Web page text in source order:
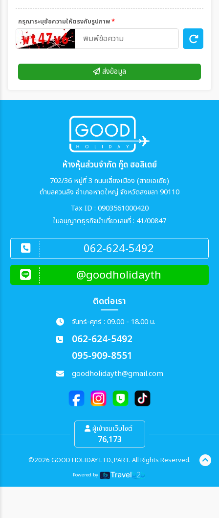
กรุณาระบุข้อความให้ตรงกับรูปภาพ*
ส่งข้อมูล
ห้างหุ้นส่วนจำกัด กู๊ด ฮอลิเดย์
702/36 หมู่ที่ 3 ถนนเลี่ยงเมือง (สายเอเซีย)
ตำบลควนลัง อำเภอหาดใหญ่ จังหวัดสงขลา 90110
Tax ID : 0903561000420
ใบอนุญาตธุรกิจนำเที่ยวเลขที่ : 41/00847
062-624-5492
@goodholidayth
ติดต่อเรา
จันทร์-ศุกร์ : 09.00 - 18.00 น.
062-624-5492
095-909-8551
goodholidayth@gmail.com
ผู้เข้าชมเว็บไซต์
76,173
©2026 GOOD HOLIDAY LTD.,PART. All Rights Reserved.
Powered by